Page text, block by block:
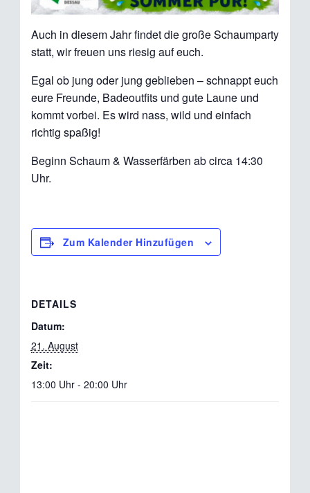
Auch in diesem Jahr findet die große Schaumparty
statt, wir freuen uns riesig auf euch.
Egal ob jung oder jung geblieben – schnappt euch
eure Freunde, Badeoutfits und gute Laune und
kommt vorbei. Es wird nass, wild und einfach
richtig spaßig!
Beginn Schaum & Wasserfärben ab circa 14:30
Uhr.
Zum Kalender Hinzufügen
DETAILS
Datum:
21. August
Zeit:
13:00 Uhr - 20:00 Uhr